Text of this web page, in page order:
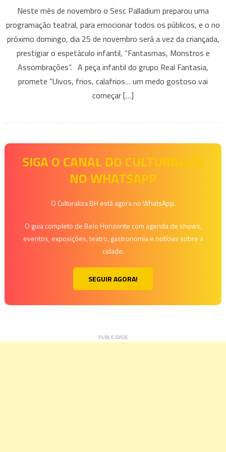
Monstros
e
Assombrações”,
no
Sesc
Neste mês de novembro o Sesc Palladium preparou uma
programação teatral, para emocionar todos os públicos, e o no
próximo domingo, dia 25 de novembro será a vez da criançada,
prestigiar o espetáculo infantil, “Fantasmas, Monstros e
Assombrações”. A peça infantil do grupo Real Fantasia,
promete “Uivos, frios, calafrios… um medo gostoso vai
começar […]
SIGA O CANAL DO CULTURALIZA
NO WHATSAPP
O Culturaliza BH está agora no WhatsApp.
O guia completo de Belo Horizonte com agenda de shows,
eventos, exposições, teatro, gastronomia e notícias sobre a
cidade.
SEGUIR AGORA!